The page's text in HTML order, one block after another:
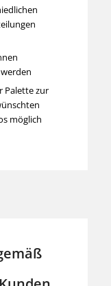
Palette zur
möglich